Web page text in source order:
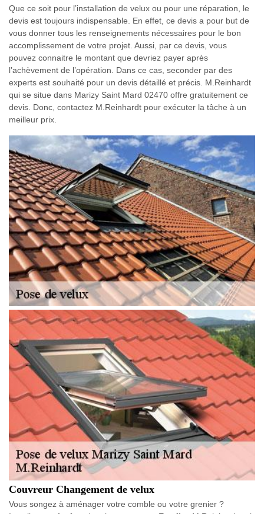
Que ce soit pour l’installation de velux ou pour une réparation, le
devis est toujours indispensable. En effet, ce devis a pour but de
vous donner tous les renseignements nécessaires pour le bon
accomplissement de votre projet. Aussi, par ce devis, vous
pouvez connaitre le montant que devriez payer après
l’achèvement de l’opération. Dans ce cas, seconder par des
experts est souhaité pour un devis détaillé et précis. M.Reinhardt
qui se situe dans Marizy Saint Mard 02470 offre gratuitement ce
devis. Donc, contactez M.Reinhardt pour exécuter la tâche à un
meilleur prix.
Couvreur Changement de velux
Vous songez à aménager votre comble ou votre grenier ?